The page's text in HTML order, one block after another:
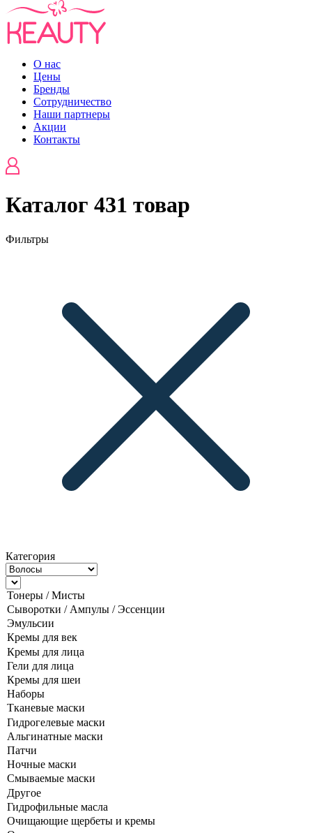
О нас
Цены
Бренды
Сотрудничество
Наши партнеры
Акции
Контакты
Каталог 431 товар
Фильтры
Категория